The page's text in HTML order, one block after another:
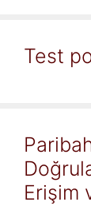
Test
Erişim